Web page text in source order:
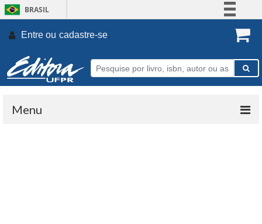
BRASIL
Participe
Entre ou cadastre-se.
Menu